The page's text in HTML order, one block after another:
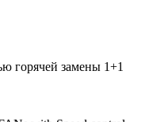
горячей замены 1+1